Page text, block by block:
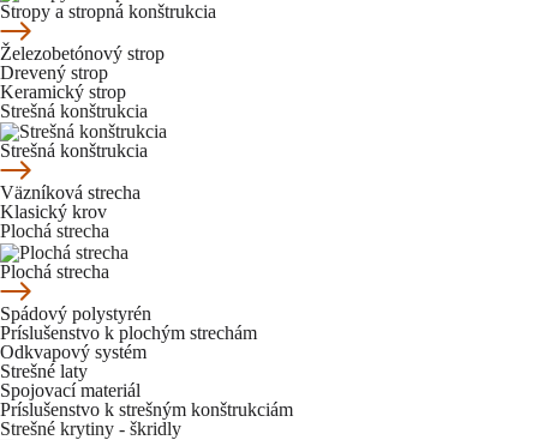
Stropy a stropná konštrukcia
Železobetónový strop
Drevený strop
Keramický strop
Strešná konštrukcia
Strešná konštrukcia
Väzníková strecha
Klasický krov
Plochá strecha
Plochá strecha
Spádový polystyrén
Príslušenstvo k plochým strechám
Odkvapový systém
Strešné laty
Spojovací materiál
Príslušenstvo k strešným konštrukciám
Strešné krytiny - škridly